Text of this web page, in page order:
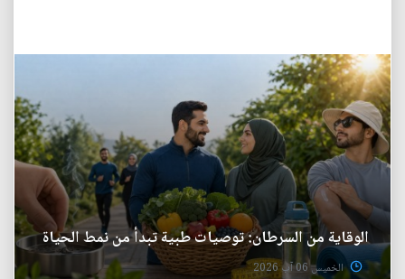
الوقاية من السرطان: توصيات طبية تبدأ من نمط الحياة
الخميس 06 آب 2026